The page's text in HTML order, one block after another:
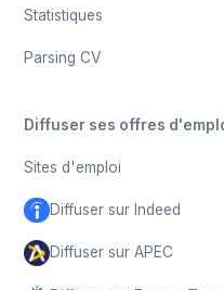
Statistiques
Parsing CV
Diffuser ses offres
Sites d'emploi
Diffuser sur Indeed
Diffuser sur APEC